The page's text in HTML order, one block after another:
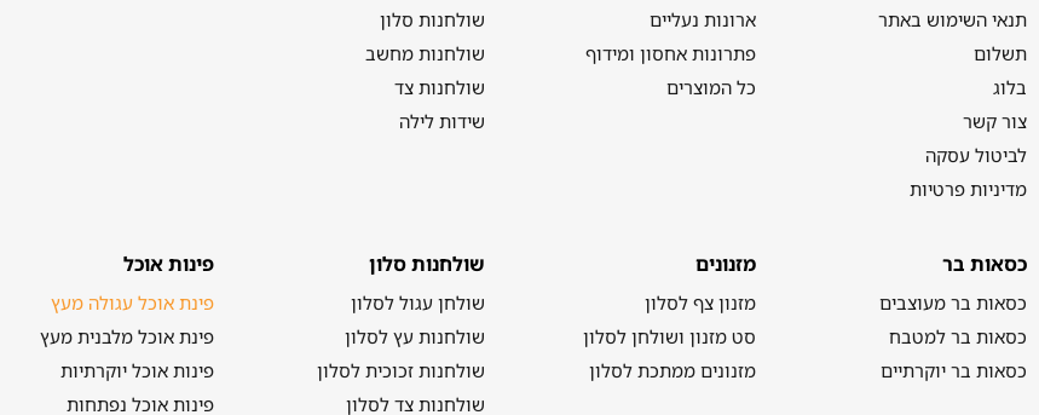
תנאי השימוש באתר
תשלום
בלוג
צור קשר
לביטול עסקה
מדיניות פרטיות
ארונות נעליים
פתרונות אחסון ומידוף
כל המוצרים
שולחנות סלון
שולחנות מחשב
שולחנות צד
שידות לילה
כסאות בר
כסאות בר מעוצבים
כסאות בר למטבח
כסאות בר יוקרתיים
מזנונים
מזנון צף לסלון
סט מזנון ושולחן לסלון
מזנונים ממתכת לסלון
שולחנות סלון
שולחן עגול לסלון
שולחנות עץ לסלון
שולחנות זכוכית לסלון
שולחנות צד לסלון
פינות אוכל
פינת אוכל עגולה מעץ
פינת אוכל מלבנית מעץ
פינות אוכל יוקרתיות
פינות אוכל נפתחות